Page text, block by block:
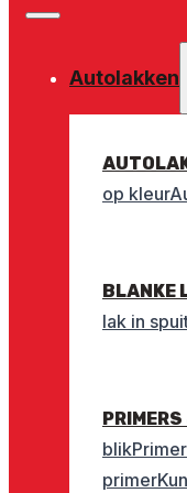
Autolakken
op kleur
BLANKE
lak in
blik
primer